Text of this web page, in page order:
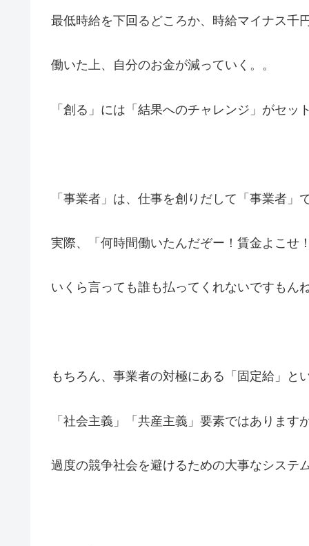
最低時給を下回るどころか、時給マイナス千
働いた上、自分のお金が減っていく。。
「創る」には「結果へのチャレンジ」がセッ
「事業者」は、仕事を創りだして「事業者」
実際、「何時間働いたんだぞー！賃金よこせ
いくら言っても誰も払ってくれないですもん
もちろん、事業者の対極にある「固定給」と
「社会主義」「共産主義」要素ではあります
過度の競争社会を避けるための大事なシステ